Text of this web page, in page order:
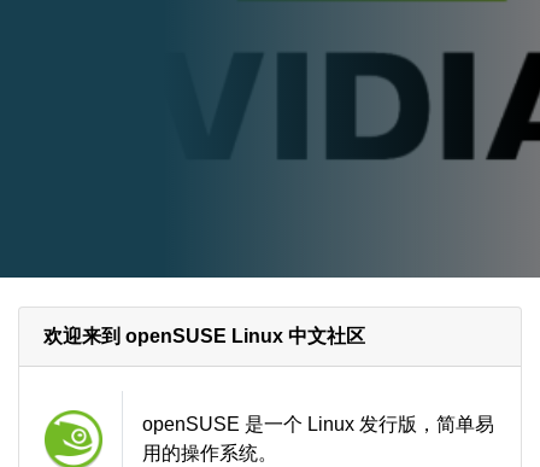
欢迎来到 openSUSE Linux 中文社区
openSUSE 是一个 Linux 发行版，简单易
用的操作系统。